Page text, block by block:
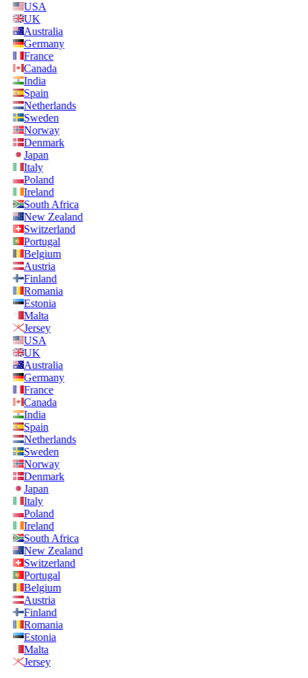
USA
UK
Australia
Germany
France
Canada
India
Spain
Netherlands
Sweden
Norway
Denmark
Japan
Italy
Poland
Ireland
South Africa
New Zealand
Switzerland
Portugal
Belgium
Austria
Finland
Romania
Estonia
Malta
Jersey
USA
UK
Australia
Germany
France
Canada
India
Spain
Netherlands
Sweden
Norway
Denmark
Japan
Italy
Poland
Ireland
South Africa
New Zealand
Switzerland
Portugal
Belgium
Austria
Finland
Romania
Estonia
Malta
Jersey